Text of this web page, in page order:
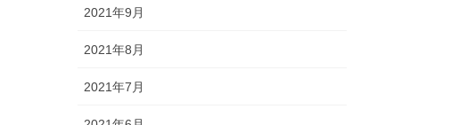
2021年9月
2021年8月
2021年7月